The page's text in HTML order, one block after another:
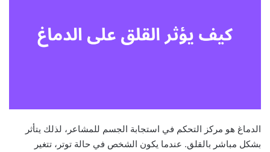
الدماغ هو مركز التحكم في استجابة الجسم للمشاعر، لذلك يتأثر
بشكل مباشر بالقلق. عندما يكون الشخص في حالة توتر، تتغير